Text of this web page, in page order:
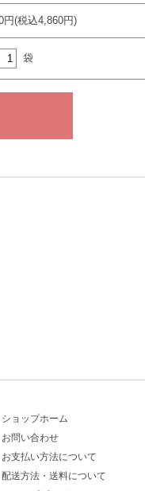
円(税込4,860円)
袋
ショップホーム
お問い合わせ
お支払い方法について
配送方法・送料について